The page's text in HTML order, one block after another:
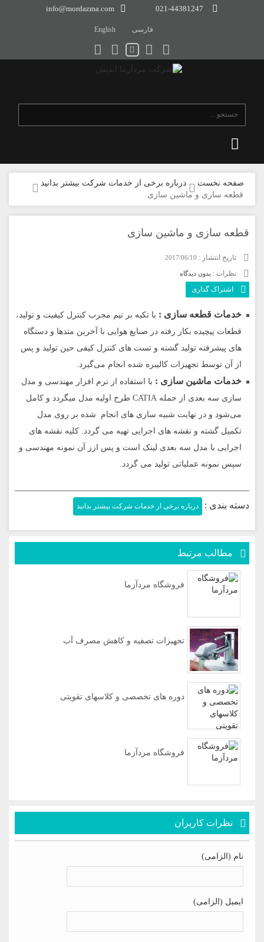
021-44381247
info@mordazma.com
فارسی English
صفحه نخست
درباره برخی از خدمات شرکت بیشتر بدانید
قطعه سازی و ماشین سازی
قطعه سازی و ماشین سازی
تاریخ انتشار : 2017/06/10
نظرات : بدون دیدگاه
اشتراک گذاری
خدمات قطعه سازی : با تکیه بر تیم مجرب کنترل کیفیت و تولید،
قطعات پیچیده بکار رفته در صنایع هوایی با آخرین متدها و دستگاه
های پیشرفته تولید گشته و تست های کنترل کیفی حین تولید و پس
از آن توسط تجهیزات کالیبره شده انجام می‌گیرد.
خدمات ماشین سازی : با استفاده از نرم افزار مهندسی و مدل
سازی سه بعدی از جمله CATIA طرح اولیه مدل میگردد و کامل
می‌شود و در نهایت شبیه سازی های انجام شده بر روی مدل
تکمیل گشته و نقشه های اجرایی تهیه می گردد. کلیه نقشه های
اجرایی با مدل سه بعدی لینک است و پس ازز آن نمونه مهندسی و
سپس نمونه عملیاتی تولید می گردد.
دسته بندی : درباره برخی از خدمات شرکت بیشتر بدانید
مطالب مرتبط
فروشگاه مردآزما
تجهیزات تصفیه و کاهش مصرف آب
دوره های تخصصی و کلاسهای تقویتی
فروشگاه مردآزما
نظرات کاربران
نام (الزامی)
ایمیل (الزامی)